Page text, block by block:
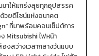
าให้แกร่งลุยทุกอุปสรรค
วยดีไซน์แห่งอนาคต
ที่มาพร้อมคอนเซ็ปต์การ
Mitsubishi ไฟหน้า
งสว่างเวลากลางวันแบบ